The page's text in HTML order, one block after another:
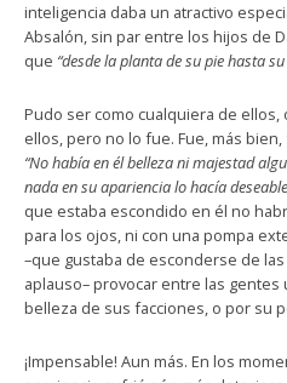
inteligencia daba un atractivo
Absalón, sin par entre los hijos de
que “desde la planta de su pie hasta
Pudo ser como cualquiera de ellos,
ellos, pero no lo fue. Fue, más bien,
“No había en él belleza ni majestad
nada en su apariencia lo hacía
que estaba escondido en él no
para los ojos, ni con una pompa
–que gustaba de esconderse de
aplauso– provocar entre las
belleza de sus facciones, o por su
¡Impensable! Aun más. En los